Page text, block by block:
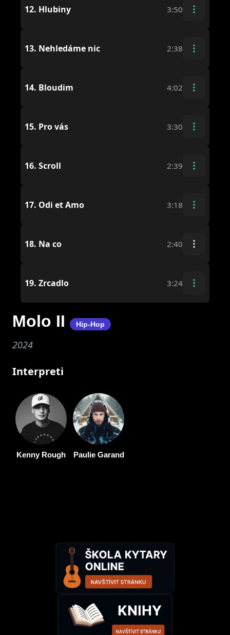
12. Hlubiny 3:50
13. Nehledáme nic 2:38
14. Bloudim 4:02
15. Pro vás 3:30
16. Scroll 2:39
17. Odi et Amo 3:18
18. Na co 2:40
19. Zrcadlo 3:24
Molo II Hip-Hop
2024
Interpreti
Kenny Rough Paulie Garand